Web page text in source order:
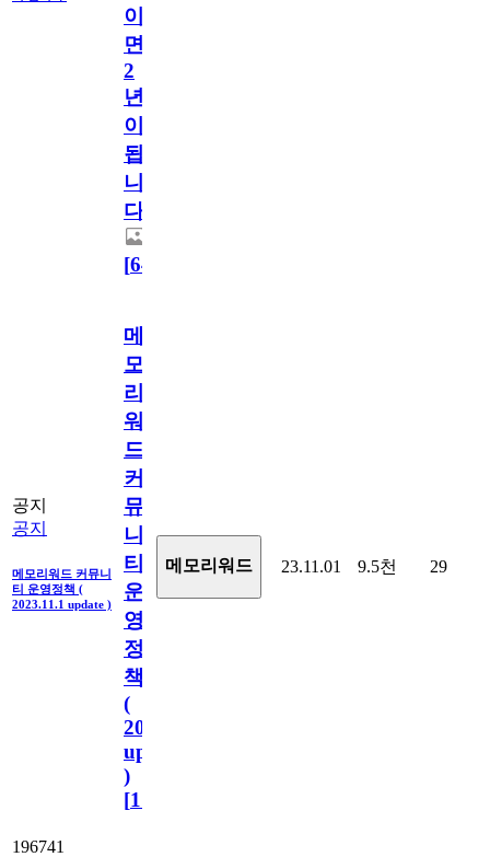
이
면
2
년
이
됩
니
다.
[64
공지
공지
메모리워드 커뮤니
티 운영정책 (
2023.11.1 update )
메
모
리
워
드
커
뮤
니
티
운
영
정
책
(
2023.11.1
update
)
[110
메모리워드 23.11.01 9.5천 29
196741